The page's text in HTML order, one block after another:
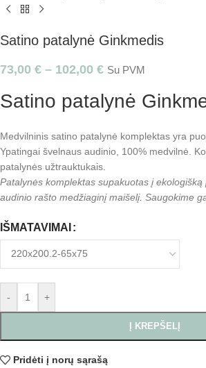
Satino patalynė Ginkmedis
73,00 € – 102,00 € Su PVM
Satino patalynė
Medvilninis satino patalynė komplektas yra
Ypatingai švelnaus audinio, 100% medvilnė.
patalynės užtrauktukais.
Patalynės komplektas supakuotas į
audinio rašto medžiaginį maišelį. Saugokime
IŠMATAVIMAI
- +
Į KREPŠELĮ
Pridėti į norų sąrašą